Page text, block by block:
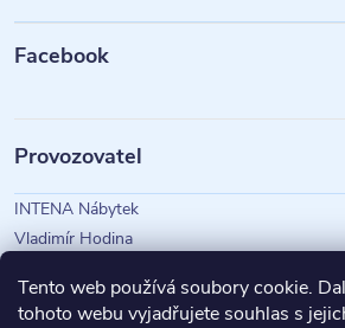
Tento web používá soubory cookie.
tohoto webu vyjadřujete souhlas s
Facebook
Provozovatel
INTENA Nábytek
Vladimír Hodina